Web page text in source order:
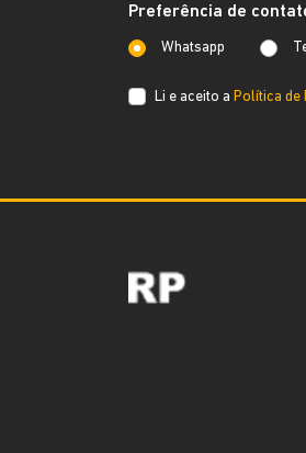
Preferência de
Whatsapp
Li e aceito a Política de